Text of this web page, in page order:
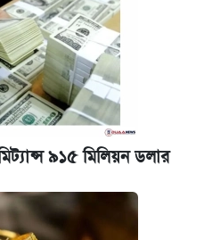
দাম (৫ আগস্ট)
দিল সরকার
জানা গেল যা
(৬ আগস্ট)
৯১৫ মিলিয়ন ডলার